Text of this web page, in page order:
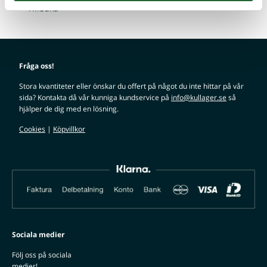
Tillbaka
Fråga oss!
Stora kvantiteter eller önskar du offert på något du inte hittar på vår
sida? Kontakta då vår kunniga kundservice på info@kullager.seså
hjälper de dig med en lösning.
Cookies | Köpvillkor
Sociala medier
Följ oss på sociala